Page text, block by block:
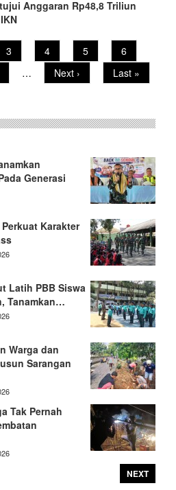
Anggaran Rp48,8 Triliun
Page
3 Page
4 Page
5 Page
6
…
Next
page
Next ›
Last
page
Last »
Generasi
Karakter
Latih PBB Siswa
Tanamkan…
Warga dan
Sarangan
Tak Pernah
NEXT